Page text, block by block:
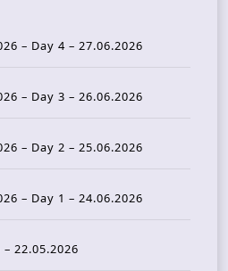
– Day 4 – 27.06.2026
– Day 3 – 26.06.2026
– Day 2 – 25.06.2026
– Day 1 – 24.06.2026
– 22.05.2026